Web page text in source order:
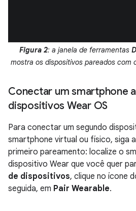
Figura 2: a janela de ferramentas
mostra os dispositivos pareados com
Conectar um smartphone
dispositivos Wear OS
Para conectar um segundo
smartphone virtual ou físico, siga
primeiro pareamento: localize o
dispositivo Wear que você quer
de dispositivos, clique no ícone
seguida, em Pair Wearable.